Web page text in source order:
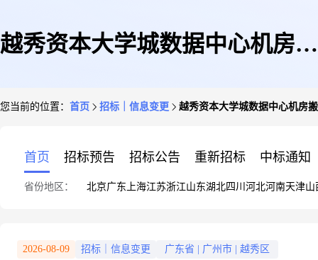
越秀资本大学城数据中心机房搬
您当前的位置： 首页 招标｜信息变更 越秀资本大学城数据中心机房
首页 招标预告 招标公告 重新招标 中标通知
省份地区： 北京广东 上海江苏浙江山东湖北四川 河北河南天津山
2026-08-09 招标｜信息变更 广东省 广州市 越秀区